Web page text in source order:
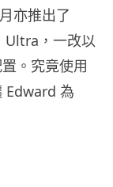
亦推出了
Ultra，一改以
。究竟使用
Edward 為